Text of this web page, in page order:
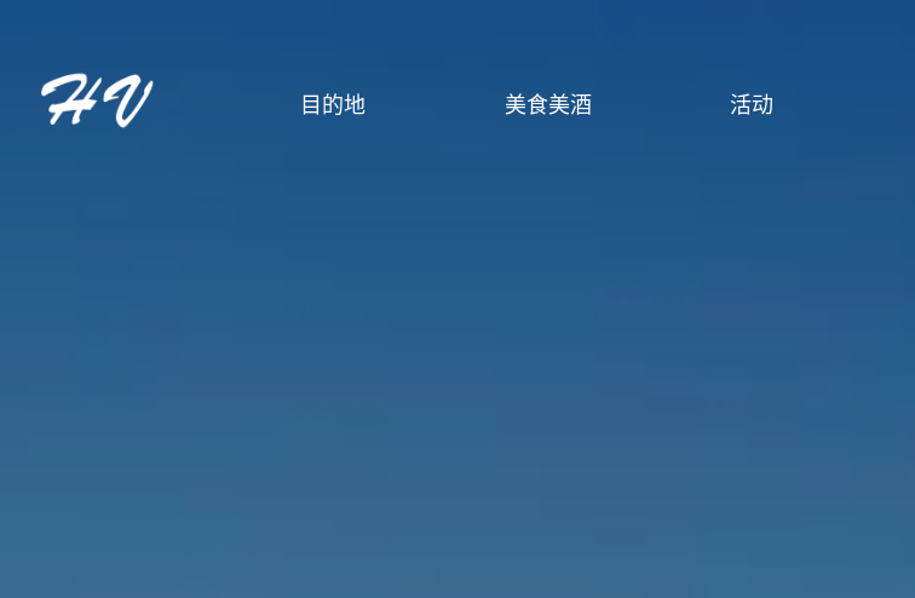
目的地 美食美酒 活动